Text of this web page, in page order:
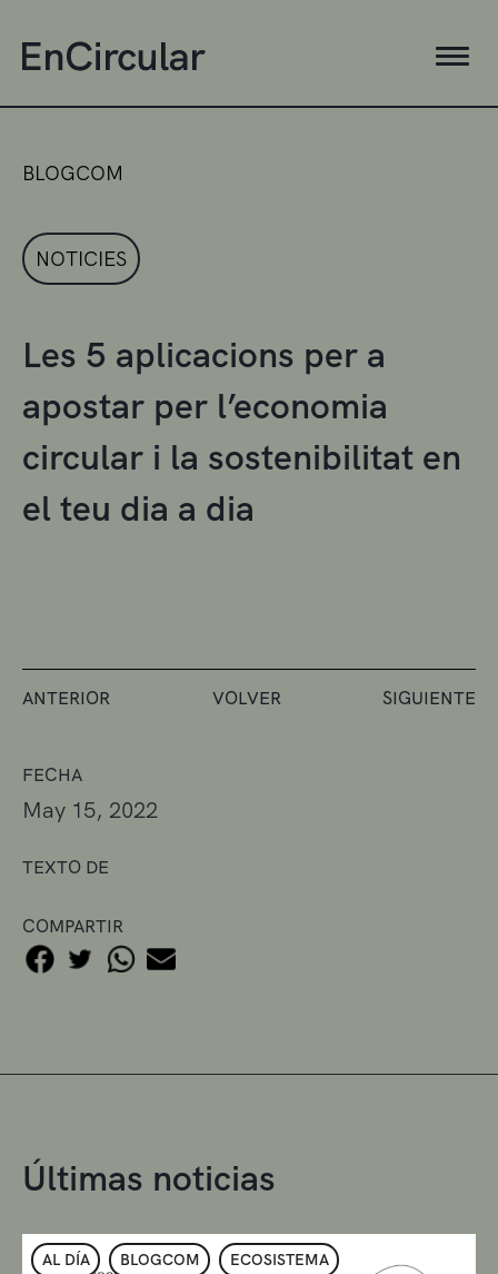
FECHA
May 15, 2022
TEXTO DE
COMPARTIR
BLOGCOM
NOTICIES
Les 5 aplicacions per a
apostar per l’economia
circular i la sostenibilitat en
el teu dia a dia
ANTERIOR VOLVER SIGUIENTE
Últimas noticias
AL DÍA BLOGCOM ECOSISTEMA